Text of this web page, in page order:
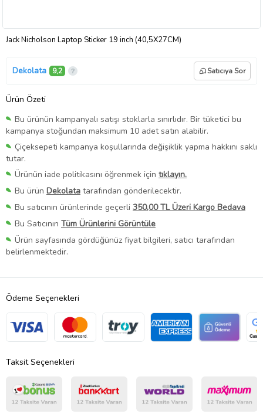
Jack Nicholson Laptop Sticker 19 inch (40,5X27CM)
Dekolata 9,2 Satıcıya Sor
Ürün Özeti
Bu ürünün kampanyalı satışı stoklarla sınırlıdır. Bir tüketici bu
kampanya stoğundan maksimum 10 adet satın alabilir.
Çiçeksepeti kampanya koşullarında değişiklik yapma hakkını saklı
tutar.
Ürünün iade politikasını öğrenmek için tıklayın.
Bu ürün Dekolata tarafından gönderilecektir.
Bu satıcının ürünlerinde geçerli 350,00 TL Üzeri Kargo Bedava
Bu Satıcının Tüm Ürünlerini Görüntüle
Ürün sayfasında gördüğünüz fiyat bilgileri, satıcı tarafından
belirlenmektedir.
Ödeme Seçenekleri
Taksit Seçenekleri